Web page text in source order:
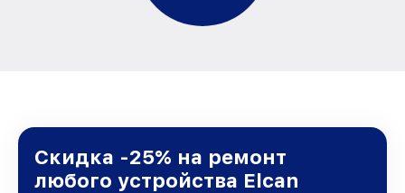
Скидка -25% на ремонт
любого устройства Elcan